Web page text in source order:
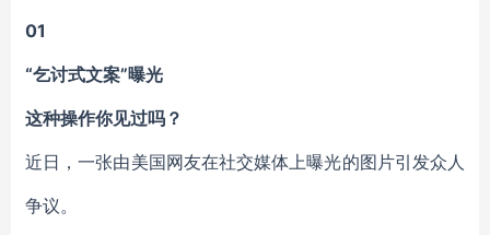
01
“乞讨式文案”曝光
这种操作你见过吗？
近日，一张由美国网友在社交媒体上曝光的图片引发众人
争议。